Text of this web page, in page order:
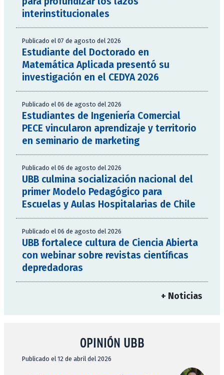
interinstitucionales
Publicado el 07 de agosto del 2026
Estudiante del Doctorado en
Matemática Aplicada presentó su
investigación en el CEDYA 2026
Publicado el 06 de agosto del 2026
Estudiantes de Ingeniería Comercial
PECE vincularon aprendizaje y territorio
en seminario de marketing
Publicado el 06 de agosto del 2026
UBB culmina socialización nacional del
primer Modelo Pedagógico para
Escuelas y Aulas Hospitalarias de Chile
Publicado el 06 de agosto del 2026
UBB fortalece cultura de Ciencia Abierta
con webinar sobre revistas científicas
depredadoras
+ Noticias
OPINIÓN UBB
Publicado el 12 de abril del 2026